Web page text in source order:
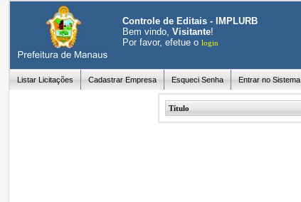
Controle de Editais - IMPLURB
Bem vindo,Visitante!
Por favor, efetue ologin
Listar Licitações Cadastrar Empresa Esqueci Senha Entrar no Sistema
Título